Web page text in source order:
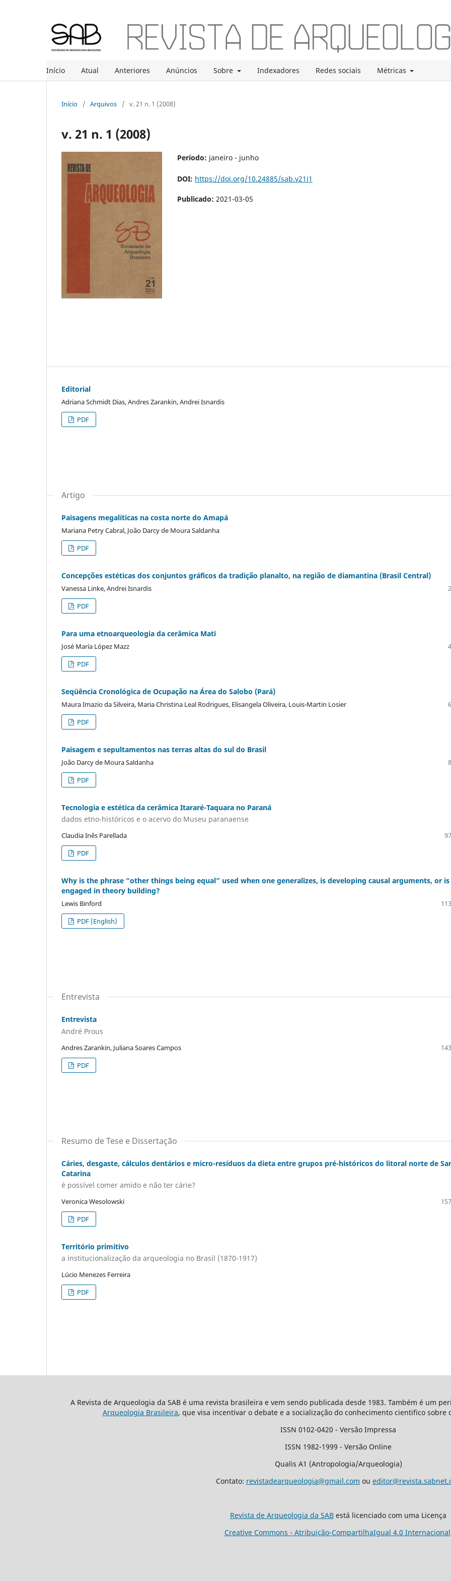
Início Atual Anteriores Anúncios Sobre Indexadores Redes sociais Métricas
Início / Arquivos / v. 21 n. 1 (2008)
v. 21 n. 1 (2008)
Período: janeiro - junho
DOI: https://doi.org/10.24885/sab.v21i1
Publicado: 2021-03-05
Editorial
Adriana Schmidt Dias, Andres Zarankin, Andrei Isnardis
PDF
Artigo
Paisagens megalíticas na costa norte do Amapá
Mariana Petry Cabral, João Darcy de Moura Saldanha
PDF
Concepções estéticas dos conjuntos gráficos da tradição planalto, na região de diamantina (Brasil Central)
Vanessa Linke, Andrei Isnardis
PDF
Para uma etnoarqueologia da cerâmica Mati
José María López Mazz
PDF
Seqüência Cronológica de Ocupação na Área do Salobo (Pará)
Maura Imazio da Silveira, Maria Christina Leal Rodrigues, Elisangela Oliveira, Louis-Martin Losier
PDF
Paisagem e sepultamentos nas terras altas do sul do Brasil
João Darcy de Moura Saldanha
PDF
Tecnologia e estética da cerâmica Itararé-Taquara no Paraná
dados etno-históricos e o acervo do Museu paranaense
Claudia Inês Parellada
PDF
Why is the phrase “other things being equal” used when one generalizes, is developing causal arguments, or is
engaged in theory building?
Lewis Binford
PDF (English)
Entrevista
Entrevista
André Prous
Andres Zarankin, Juliana Soares Campos
PDF
Resumo de Tese e Dissertação
Cáries, desgaste, cálculos dentários e micro-resíduos da dieta entre grupos pré-históricos do litoral norte de
Catarina
é possível comer amido e não ter cárie?
Veronica Wesolowski
PDF
Território primitivo
a institucionalização da arqueologia no Brasil (1870-1917)
Lúcio Menezes Ferreira
PDF
A Revista de Arqueologia da SAB é uma revista brasileira e vem sendo publicada desde 1983. Também é um
Arqueologia Brasileira, que visa incentivar o debate e a socialização do conhecimento cientifico
ISSN 0102-0420 - Versão Impressa
ISSN 1982-1999 - Versão Online
Qualis A1 (Antropologia/Arqueologia)
Contato: revistadearqueologia@gmail.com ou
Revista de Arqueologia da SAB está licenciado com uma Licença
Creative Commons - Atribuição-CompartilhaIgual 4.0 Internacional